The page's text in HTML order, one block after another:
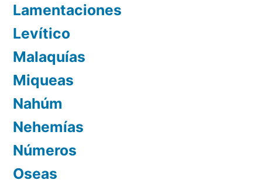
Lamentaciones
Levítico
Malaquías
Miqueas
Nahúm
Nehemías
Números
Oseas